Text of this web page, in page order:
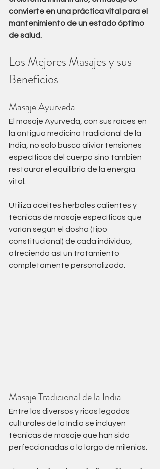
convierte en una práctica vital para el
mantenimiento de un estado óptimo
de salud.
Los Mejores Masajes y sus
Beneficios
Masaje Ayurveda
El masaje Ayurveda, con sus raíces en
la antigua medicina tradicional de la
India, no solo busca aliviar tensiones
específicas del cuerpo sino también
restaurar el equilibrio de la energía
vital.
Utiliza aceites herbales calientes y
técnicas de masaje específicas que
varían según el dosha (tipo
constitucional) de cada individuo,
ofreciendo así un tratamiento
completamente personalizado.
Masaje Tradicional de la India
Entre los diversos y ricos legados
culturales de la India se incluyen
técnicas de masaje que han sido
perfeccionadas a lo largo de milenios.